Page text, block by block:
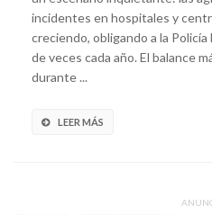
incidentes en hospitales y
creciendo, obligando a la
de veces cada año. El balance
durante ...
LEER MÁS